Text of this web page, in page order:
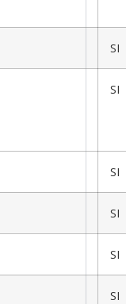
SI
SI
SI
SI
SI
SI